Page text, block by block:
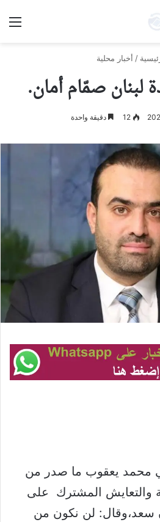
/ أخبار محلية
صمّام أمان.
12 دقيقة واحدة
محمد يعقوب ما صدر من
والتعايش المشترك على
سعد،وقال: لن نكون من